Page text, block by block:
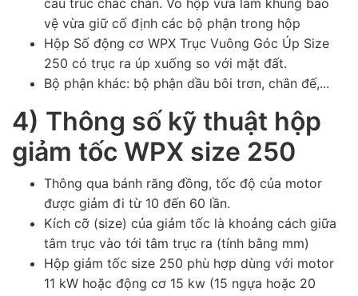
cấu trúc chắc chắn. Vỏ hộp vừa làm khung bảo
vệ vừa giữ cố định các bộ phận trong hộp
Hộp Số động cơ WPX Trục Vuông Góc Úp Size
250 có trục ra úp xuống so với mặt đất.
Bộ phận khác: bộ phận dầu bôi trơn, chân đế,...
4) Thông số kỹ thuật hộp
giảm tốc WPX size 250
Thông qua bánh răng đồng, tốc độ của motor
được giảm đi từ 10 đến 60 lần.
Kích cỡ (size) của giảm tốc là khoảng cách giữa
tâm trục vào tới tâm trục ra (tính bằng mm)
Hộp giảm tốc size 250 phù hợp dùng với motor
11 kW hoặc động cơ 15 kw (15 ngựa hoặc 20